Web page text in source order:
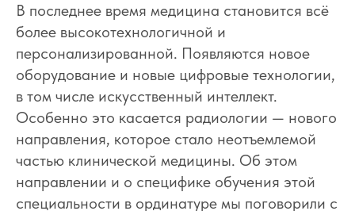
В последнее время медицина становится всё
более высокотехнологичной и
персонализированной. Появляются новое
оборудование и новые цифровые технологии,
в том числе искусственный интеллект.
Особенно это касается радиологии — нового
направления, которое стало неотъемлемой
частью клинической медицины. Об этом
направлении и о специфике обучения этой
специальности в ординатуре мы поговорили с